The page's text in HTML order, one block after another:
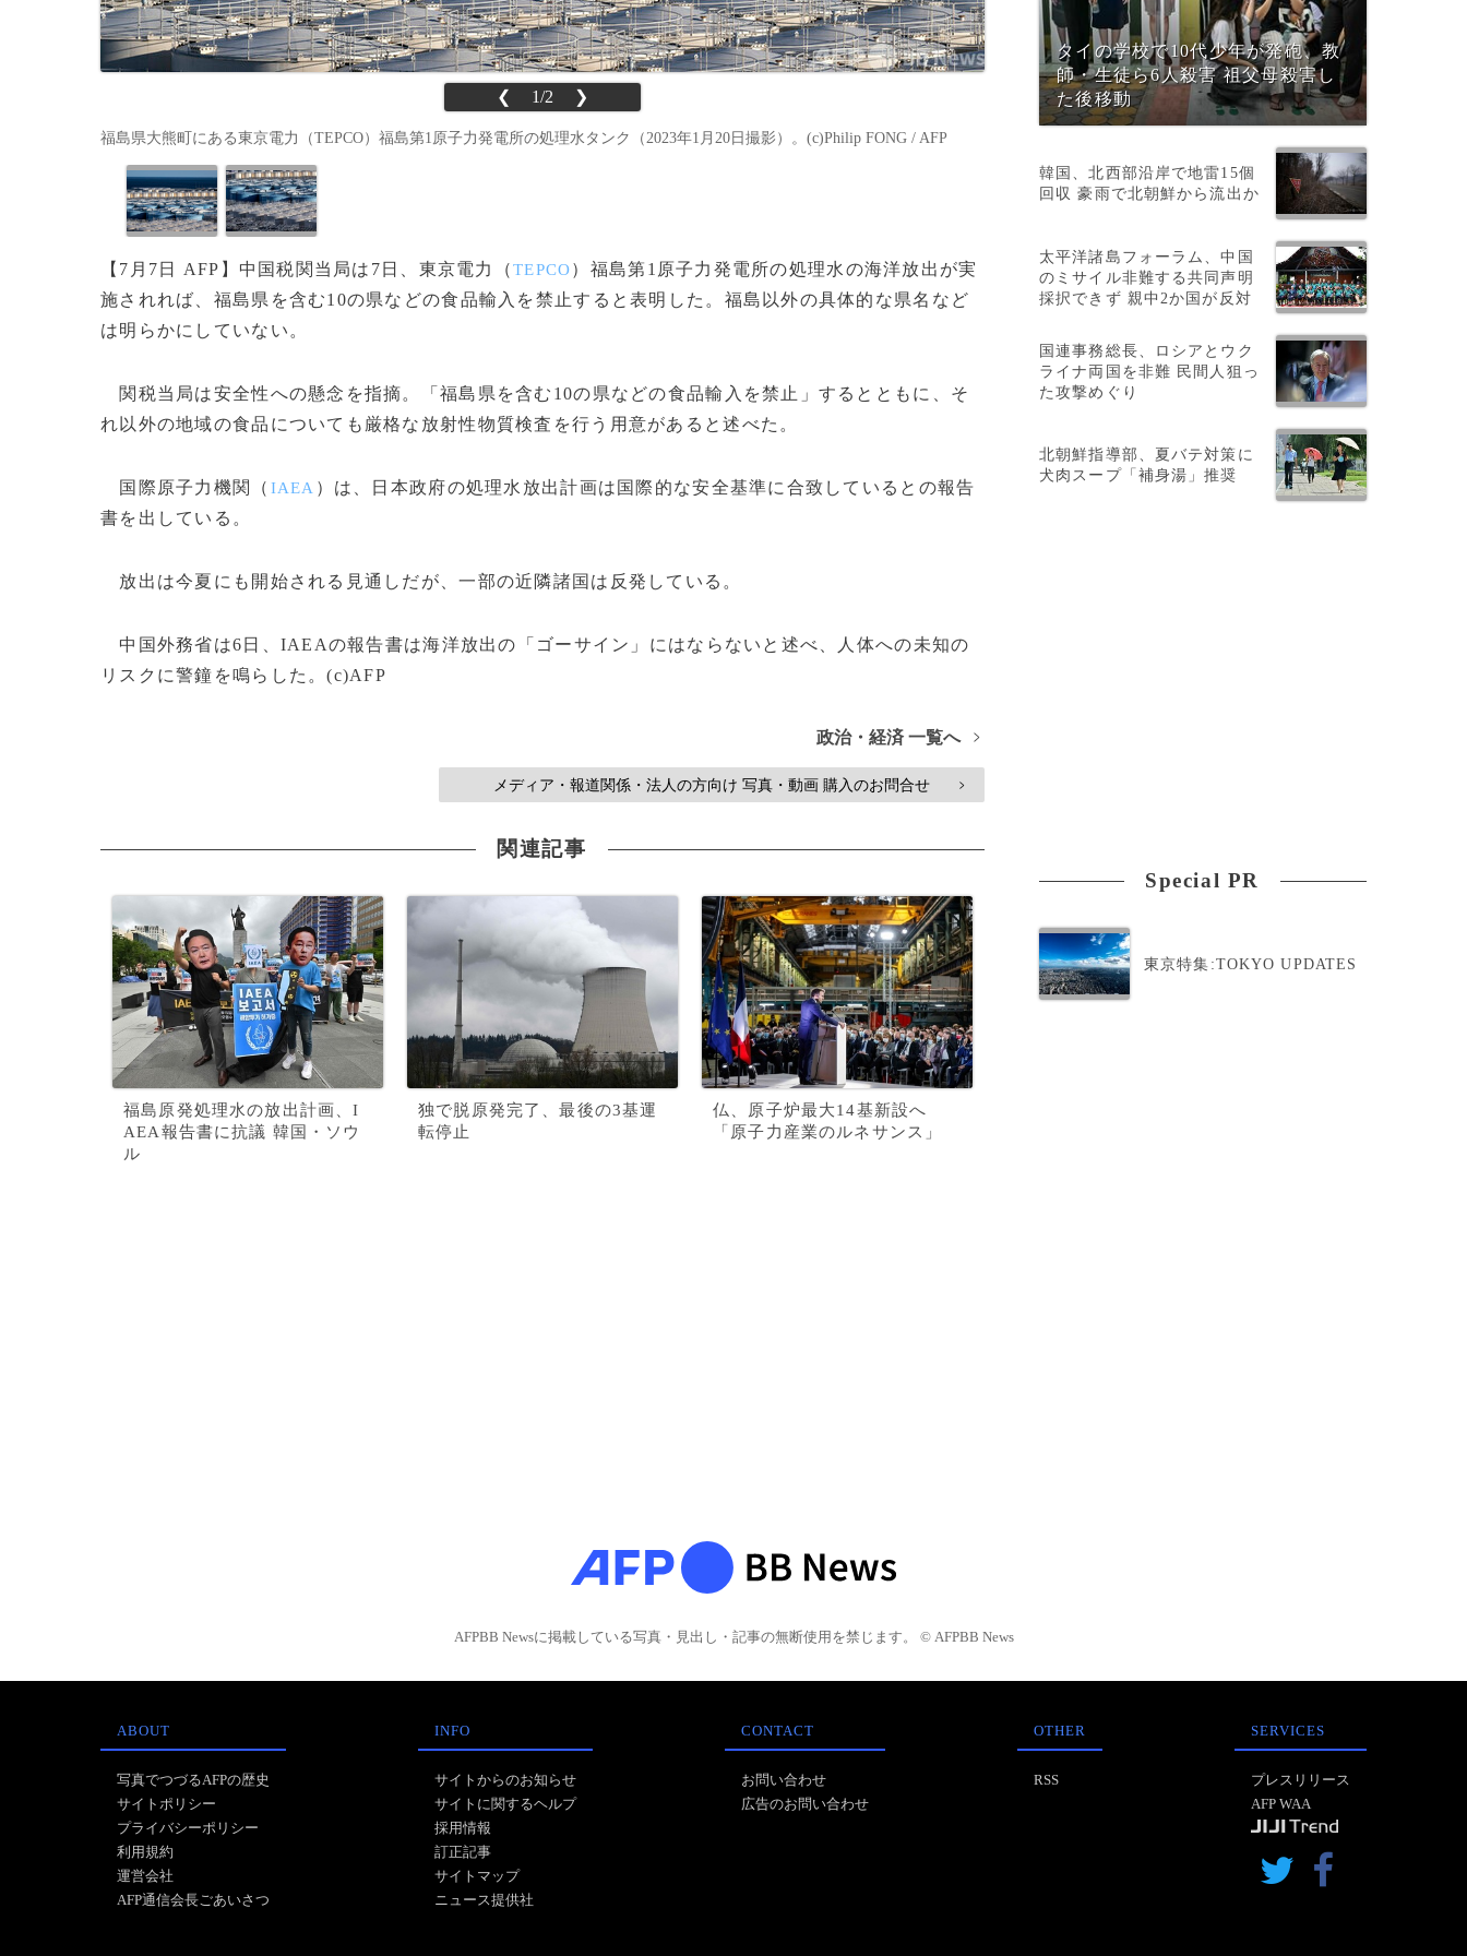
❮ 1/2 ❯
福島県大熊町にある東京電力（TEPCO）福島第1原子力発電所の処理水タンク（2023年1月20日撮影）。(c)Philip FONG / AFP
【7月7日 AFP】中国税関当局は7日、東京電力（TEPCO）福島第1原子力発電所の処理水の海洋放出が実
施されれば、福島県を含む10の県などの食品輸入を禁止すると表明した。福島以外の具体的な県名など
は明らかにしていない。
関税当局は安全性への懸念を指摘。「福島県を含む10の県などの食品輸入を禁止」するとともに、そ
れ以外の地域の食品についても厳格な放射性物質検査を行う用意があると述べた。
国際原子力機関（ IAEA ）は、日本政府の処理水放出計画は国際的な安全基準に合致しているとの報告
書を出している。
放出は今夏にも開始される見通しだが、一部の近隣諸国は反発している。
中国外務省は6日、IAEAの報告書は海洋放出の「ゴーサイン」にはならないと述べ、人体への未知の
リスクに警鐘を鳴らした。(c)AFP
政治・経済 一覧へ >
メディア・報道関係・法人の方向け 写真・動画 購入のお問合せ >
関連記事
福島原発処理水の放出計画、I
AEA報告書に抗議 韓国・ソウ
ル
独で脱原発完了、最後の3基運
転停止
仏、原子炉最大14基新設へ
「原子力産業のルネサンス」
タイの学校で10代少年が発砲、教
師・生徒ら6人殺害 祖父母殺害し
た後移動
韓国、北西部沿岸で地雷15個
回収 豪雨で北朝鮮から流出か
太平洋諸島フォーラム、中国
のミサイル非難する共同声明
採択できず 親中2か国が反対
国連事務総長、ロシアとウク
ライナ両国を非難 民間人狙っ
た攻撃めぐり
北朝鮮指導部、夏バテ対策に
犬肉スープ「補身湯」推奨
Special PR
東京特集:TOKYO UPDATES
AFPBB Newsに掲載している写真・見出し・記事の無断使用を禁じます。 © AFPBB News
ABOUT
写真でつづるAFPの歴史
サイトポリシー
プライバシーポリシー
利用規約
運営会社
AFP通信会長ごあいさつ
INFO
サイトからのお知らせ
サイトに関するヘルプ
採用情報
訂正記事
サイトマップ
ニュース提供社
CONTACT
お問い合わせ
広告のお問い合わせ
OTHER
RSS
SERVICES
プレスリリース
AFP WAA